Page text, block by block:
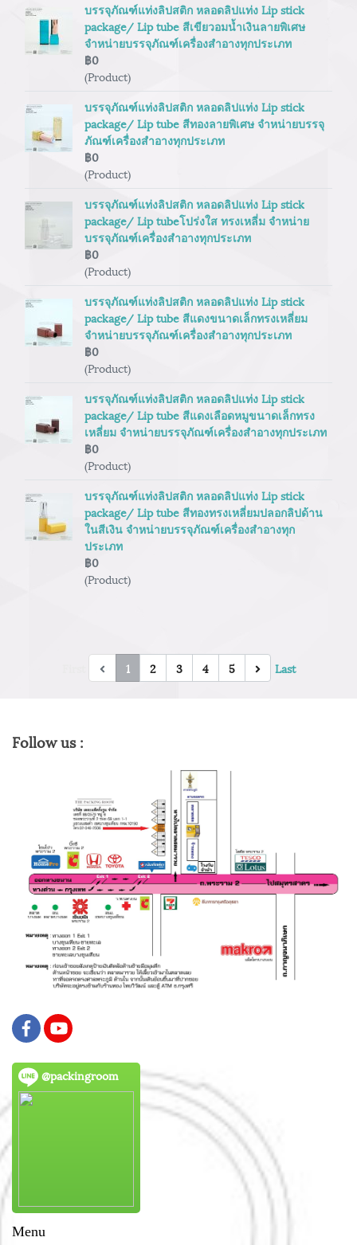
บรรจุภัณฑ์แท่งลิปสติก หลอดลิปแท่ง Lip stick
package/ Lip tube สีเขียวอมน้ำเงินลายพิเศษ
จำหน่ายบรรจุภัณฑ์เครื่องสำอางทุกประเภท
฿0
(Product)
บรรจุภัณฑ์แท่งลิปสติก หลอดลิปแท่ง Lip stick
package/ Lip tube สีทองลายพิเศษ จำหน่ายบรรจุ
ภัณฑ์เครื่องสำอางทุกประเภท
฿0
(Product)
บรรจุภัณฑ์แท่งลิปสติก หลอดลิปแท่ง Lip stick
package/ Lip tubeโปร่งใส ทรงเหลี่ม จำหน่าย
บรรจุภัณฑ์เครื่องสำอางทุกประเภท
฿0
(Product)
บรรจุภัณฑ์แท่งลิปสติก หลอดลิปแท่ง Lip stick
package/ Lip tube สีแดงขนาดเล็กทรงเหลี่ยม
จำหน่ายบรรจุภัณฑ์เครื่องสำอางทุกประเภท
฿0
(Product)
บรรจุภัณฑ์แท่งลิปสติก หลอดลิปแท่ง Lip stick
package/ Lip tube สีแดงเลือดหมูขนาดเล็กทรง
เหลี่ยม จำหน่ายบรรจุภัณฑ์เครื่องสำอางทุกประเภท
฿0
(Product)
บรรจุภัณฑ์แท่งลิปสติก หลอดลิปแท่ง Lip stick
package/ Lip tube สีทองทรงเหลี่ยมปลอกลิปด้าน
ในสีเงิน จำหน่ายบรรจุภัณฑ์เครื่องสำอางทุก
ประเภท
฿0
(Product)
1 2 3 4 5 Last
Follow us :
@packingroom
Menu